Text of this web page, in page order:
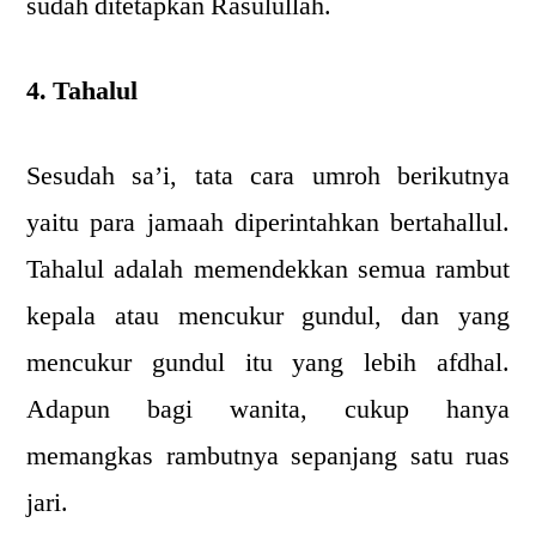
4. Tahalul
Sesudah sa’i, tata cara umroh berikutnya
yaitu para jamaah diperintahkan bertahallul.
Tahalul adalah memendekkan semua rambut
kepala atau mencukur gundul, dan yang
mencukur gundul itu yang lebih afdhal.
Adapun bagi wanita, cukup hanya
memangkas rambutnya sepanjang satu ruas
jari.